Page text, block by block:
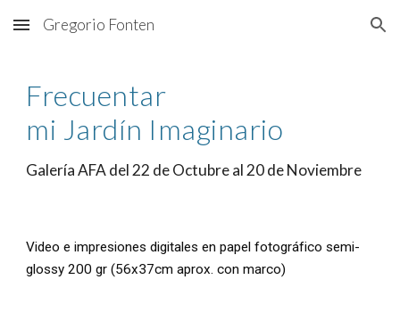
Skip to main content Skip to navigation
Gregorio Fonten
Frecuentar
mi Jardín Imaginario
Galería AFA del 22 de Octubre al 20 de Noviembre
Video e impresiones digitales en papel fotográfico semi-
glossy 200 gr (56x37cm aprox. con marco)